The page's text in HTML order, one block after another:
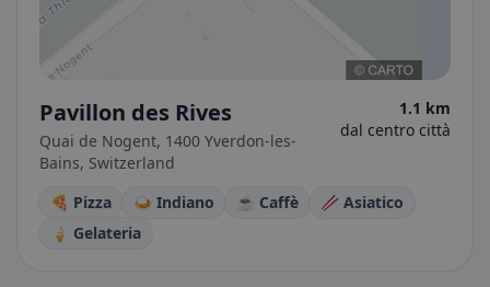
Pavillon des Rives
Quai de Nogent, 1400 Yverdon-les-
Bains, Switzerland
1.1 km
dal centro città
🍕 Pizza 🍛 Indiano ☕ Caffè
🥢 Asiatico
🍦 Gelateria